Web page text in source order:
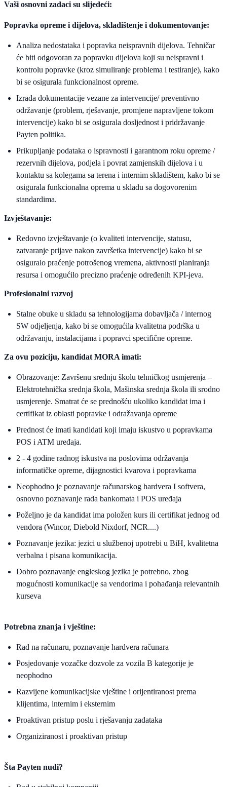
Vaši osnovni zadaci su slijedeći:
Popravka opreme i dijelova, skladištenje i dokumentovanje:
Analiza nedostataka i popravka neispravnih dijelova. Tehničar
će biti odgovoran za popravku dijelova koji su neispravni i
kontrolu popravke (kroz simuliranje problema i testiranje), kako
bi se osigurala funkcionalnost opreme.
Izrada dokumentacije vezane za intervencije/ preventivno
održavanje (problem, rješavanje, promjene napravljene tokom
intervencije) kako bi se osigurala dosljednost i pridržavanje
Payten politika.
Prikupljanje podataka o ispravnosti i garantnom roku opreme /
rezervnih dijelova, podjela i povrat zamjenskih dijelova i u
kontaktu sa kolegama sa terena i internim skladištem, kako bi se
osigurala funkcionalna oprema u skladu sa dogovorenim
standardima.
Izvještavanje:
Redovno izvještavanje (o kvaliteti intervencije, statusu,
zatvaranje prijave nakon završetka intervencije) kako bi se
osiguralo praćenje potrošenog vremena, aktivnosti planiranja
resursa i omogućilo precizno praćenje određenih KPI-jeva.
Profesionalni razvoj
Stalne obuke u skladu sa tehnologijama dobavljača / internog
SW odjeljenja, kako bi se omogućila kvalitetna podrška u
održavanju, instalacijama i popravci specifične opreme.
Za ovu poziciju, kandidat MORA imati:
Obrazovanje: Završenu srednju školu tehničkog usmjerenja –
Elektrotehnička srednja škola, Mašinska srednja škola ili srodno
usmjerenje. Smatrat će se prednošću ukoliko kandidat ima i
certifikat iz oblasti popravke i odražavanja opreme
Prednost će imati kandidati koji imaju iskustvo u popravkama
POS i ATM uređaja.
2 - 4 godine radnog iskustva na poslovima održavanja
informatičke opreme, dijagnostici kvarova i popravkama
Neophodno je poznavanje računarskog hardvera I softvera,
osnovno poznavanje rada bankomata i POS uređaja
Poželjno je da kandidat ima položen kurs ili certifikat jednog od
vendora (Wincor, Diebold Nixdorf, NCR....)
Poznavanje jezika: jezici u službenoj upotrebi u BiH, kvalitetna
verbalna i pisana komunikacija.
Dobro poznavanje engleskog jezika je potrebno, zbog
mogućnosti komunikacije sa vendorima i pohađanja relevantnih
kurseva
Potrebna znanja i vještine:
Rad na računaru, poznavanje hardvera računara
Posjedovanje vozačke dozvole za vozila B kategorije je
neophodno
Razvijene komunikacijske vještine i orijentiranost prema
klijentima, internim i eksternim
Proaktivan pristup poslu i rješavanju zadataka
Organiziranost i proaktivan pristup
Šta Payten nudi?